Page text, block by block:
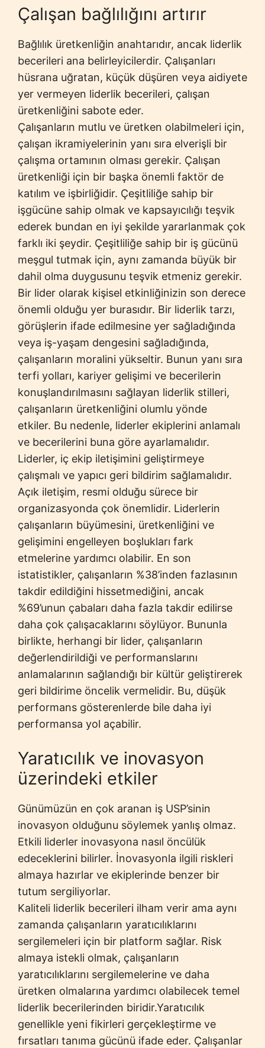
Çalışan bağlılığını artırır
Bağlılık üretkenliğin anahtarıdır, ancak liderlik
becerileri ana belirleyicilerdir. Çalışanları
hüsrana uğratan, küçük düşüren veya aidiyete
yer vermeyen liderlik becerileri, çalışan
üretkenliğini sabote eder.
Çalışanların mutlu ve üretken olabilmeleri için,
çalışan ikramiyelerinin yanı sıra elverişli bir
çalışma ortamının olması gerekir. Çalışan
üretkenliği için bir başka önemli faktör de
katılım ve işbirliğidir. Çeşitliliğe sahip bir
işgücüne sahip olmak ve kapsayıcılığı teşvik
ederek bundan en iyi şekilde yararlanmak çok
farklı iki şeydir. Çeşitliliğe sahip bir iş gücünü
meşgul tutmak için, aynı zamanda büyük bir
dahil olma duygusunu teşvik etmeniz gerekir.
Bir lider olarak kişisel etkinliğinizin son derece
önemli olduğu yer burasıdır. Bir liderlik tarzı,
görüşlerin ifade edilmesine yer sağladığında
veya iş-yaşam dengesini sağladığında,
çalışanların moralini yükseltir. Bunun yanı sıra
terfi yolları, kariyer gelişimi ve becerilerin
konuşlandırılmasını sağlayan liderlik stilleri,
çalışanların üretkenliğini olumlu yönde
etkiler. Bu nedenle, liderler ekiplerini anlamalı
ve becerilerini buna göre ayarlamalıdır.
Liderler, iç ekip iletişimini geliştirmeye
çalışmalı ve yapıcı geri bildirim sağlamalıdır.
Açık iletişim, resmi olduğu sürece bir
organizasyonda çok önemlidir. Liderlerin
çalışanların büyümesini, üretkenliğini ve
gelişimini engelleyen boşlukları fark
etmelerine yardımcı olabilir. En son
istatistikler, çalışanların %38’inden fazlasının
takdir edildiğini hissetmediğini, ancak
%69’unun çabaları daha fazla takdir edilirse
daha çok çalışacaklarını söylüyor. Bununla
birlikte, herhangi bir lider, çalışanların
değerlendirildiği ve performanslarını
anlamalarının sağlandığı bir kültür geliştirerek
geri bildirime öncelik vermelidir. Bu, düşük
performans gösterenlerde bile daha iyi
performansa yol açabilir.
Yaratıcılık ve inovasyon
üzerindeki etkiler
Günümüzün en çok aranan iş USP’sinin
inovasyon olduğunu söylemek yanlış olmaz.
Etkili liderler inovasyona nasıl öncülük
edeceklerini bilirler. İnovasyonla ilgili riskleri
almaya hazırlar ve ekiplerinde benzer bir
tutum sergiliyorlar.
Kaliteli liderlik becerileri ilham verir ama aynı
zamanda çalışanların yaratıcılıklarını
sergilemeleri için bir platform sağlar. Risk
almaya istekli olmak, çalışanların
yaratıcılıklarını sergilemelerine ve daha
üretken olmalarına yardımcı olabilecek temel
liderlik becerilerinden biridir.Yaratıcılık
genellikle yeni fikirleri gerçekleştirme ve
fırsatları tanıma gücünü ifade eder. Çalışanlar